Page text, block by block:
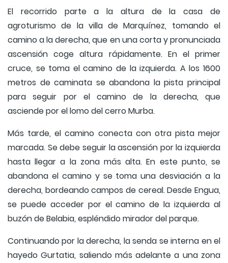
El recorrido parte a la altura de la casa de
agroturismo de la villa de Marquínez, tomando el
camino a la derecha, que en una corta y pronunciada
ascensión coge altura rápidamente. En el primer
cruce, se toma el camino de la izquierda. A los 1600
metros de caminata se abandona la pista principal
para seguir por el camino de la derecha, que
asciende por el lomo del cerro Murba.
Más tarde, el camino conecta con otra pista mejor
marcada. Se debe seguir la ascensión por la izquierda
hasta llegar a la zona más alta. En este punto, se
abandona el camino y se toma una desviación a la
derecha, bordeando campos de cereal. Desde Engua,
se puede acceder por el camino de la izquierda al
buzón de Belabia, espléndido mirador del parque.
Continuando por la derecha, la senda se interna en el
hayedo Gurtatia, saliendo más adelante a una zona